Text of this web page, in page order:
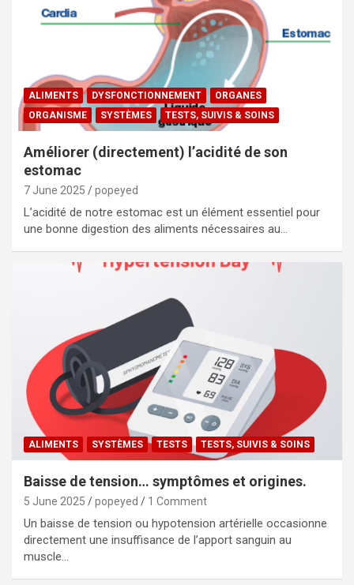
ALIMENTS DYSFONCTIONNEMENT
ORGANES
ORGANISME
SYSTÈMES TESTS, SUIVIS & SOINS
Améliorer (directement) l’acidité de son
estomac
7 June 2025 popeyed
L’acidité de notre estomac est un élément essentiel pour
une bonne digestion des aliments nécessaires au…
ALIMENTS SYSTÈMES TESTS TESTS, SUIVIS & SOINS
Baisse de tension… symptômes et origines.
5 June 2025 popeyed 1 Comment
Un baisse de tension ou hypotension artérielle occasionne
directement une insuffisance de l’apport sanguin au
muscle…